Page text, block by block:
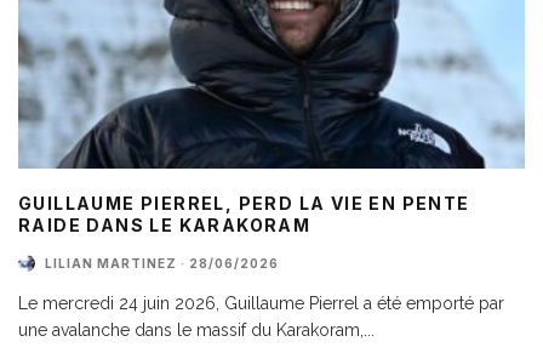
GUILLAUME PIERREL, PERD LA VIE EN PENTE
RAIDE DANS LE KARAKORAM
LILIAN MARTINEZ · 28/06/2026
Le mercredi 24 juin 2026, Guillaume Pierrel a été emporté par
une avalanche dans le massif du Karakoram,...